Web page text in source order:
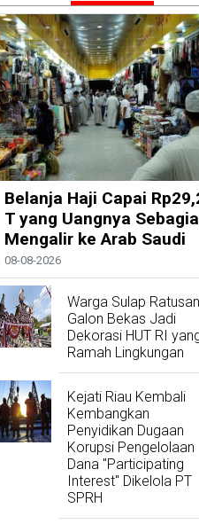
Belanja Haji Capai
T yang Uangnya
Mengalir ke Arab Saudi
08-08-2026
Warga Sulap Ratusan
Galon Bekas Jadi
Dekorasi HUT RI
Ramah Lingkungan
Kejati Riau Kembali
Kembangkan
Penyidikan Dugaan
Korupsi Pengelolaan
Dana "Participating
Interest" Dikelola PT
SPRH